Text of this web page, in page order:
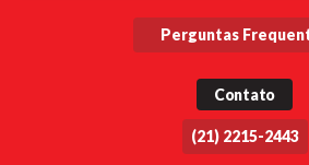
Perguntas
Contato
(21) 2215-2443